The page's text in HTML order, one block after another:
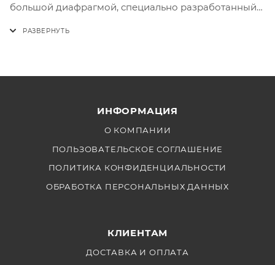
большой диафрагмой, специально разработанный
фотографии, а также астрофотографии.
ИНФОРМАЦИЯ
О КОМПАНИИ
ПОЛЬЗОВАТЕЛЬСКОЕ СОГЛАШЕНИЕ
ПОЛИТИКА КОНФИДЕНЦИАЛЬНОСТИ
ОБРАБОТКА ПЕРСОНАЛЬНЫХ ДАННЫХ
КЛИЕНТАМ
ДОСТАВКА И ОПЛАТА